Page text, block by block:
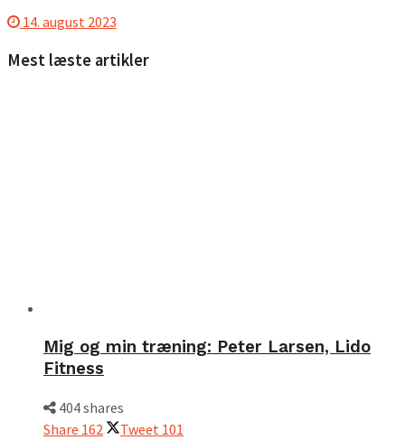
14. august 2023
Mest læste artikler
Mig og min træning: Peter Larsen, Lido
Fitness
404 shares
Share 162 Tweet 101